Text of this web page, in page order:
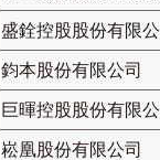
盛銓控股股份有限公
鈞本股份有限公司
巨暉控股股份有限公
崧凰股份有限公司